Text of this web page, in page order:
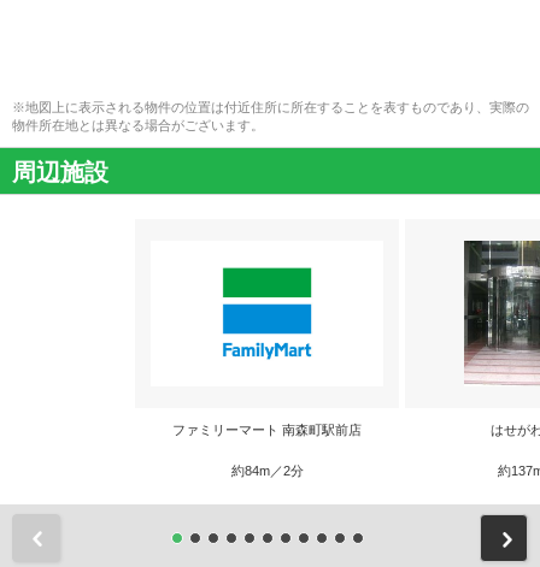
※地図上に表示される物件の位置は付近住所に所在することを表すものであり、実際の
物件所在地とは異なる場合がございます。
周辺施設
ファミリーマート 南森町駅前店
約84m／2分
はせが
約